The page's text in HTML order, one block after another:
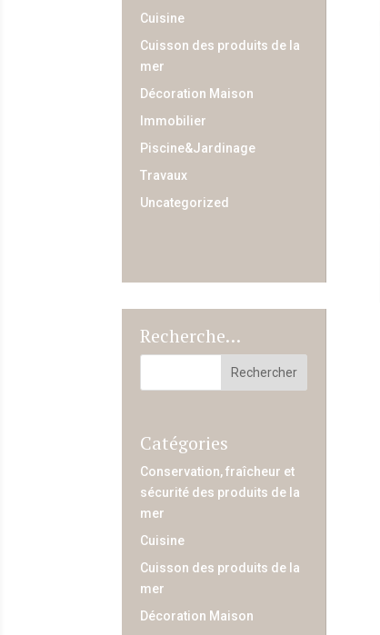
Cuisine
Cuisson des produits de la
mer
Décoration Maison
Immobilier
Piscine&Jardinage
Travaux
Uncategorized
Recherche…
Catégories
Conservation, fraîcheur et
sécurité des produits de la
mer
Cuisine
Cuisson des produits de la
mer
Décoration Maison